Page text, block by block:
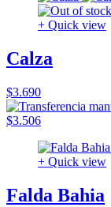
+ Quick view
Calza
$3.690
$3.506
+ Quick view
Falda Bahia